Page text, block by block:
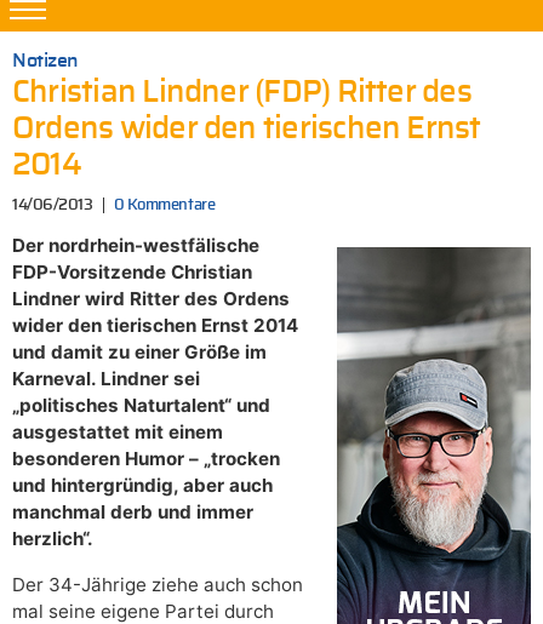
Notizen
Christian Lindner (FDP) Ritter des
Ordens wider den tierischen Ernst
2014
14/06/2013 0 Kommentare
Der nordrhein-westfälische
FDP-Vorsitzende Christian
Lindner wird Ritter des Ordens
wider den tierischen Ernst 2014
und damit zu einer Größe im
Karneval. Lindner sei
„politisches Naturtalent“ und
ausgestattet mit einem
besonderen Humor – „trocken
und hintergründig, aber auch
manchmal derb und immer
herzlich“.
Der 34-Jährige ziehe auch schon
mal seine eigene Partei durch